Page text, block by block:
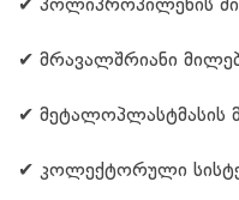
✔ პოლიპროპილენის
✔ მრავალშრიანი
✔ მეტალოპლასტმასის
✔ კოლექტორული